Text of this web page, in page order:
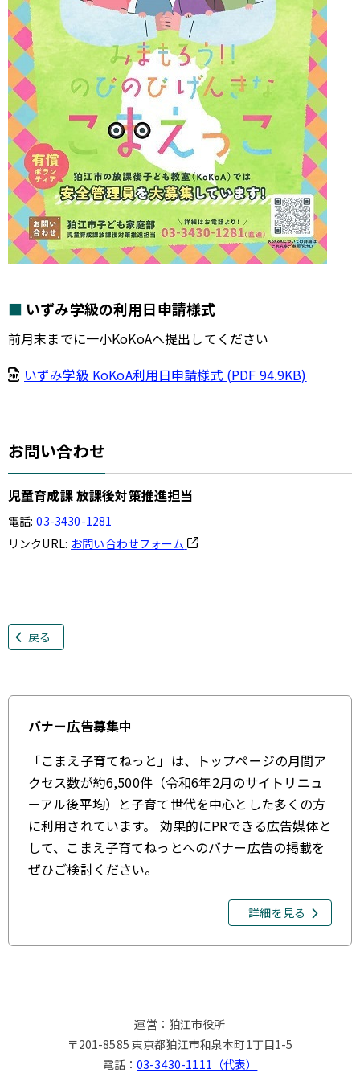
いずみ学級の利用日申請様式
前月末までに一小KoKoAへ提出してください
いずみ学級 KoKoA利用日申請様式 (PDF 94.9KB)
お問い合わせ
児童育成課 放課後対策推進担当
電話: 03-3430-1281
リンクURL: お問い合わせフォーム
戻る
バナー広告募集中
「こまえ子育てねっと」は、トップページの月間ア
クセス数が約6,500件（令和6年2月のサイトリニュ
ーアル後平均）と子育て世代を中心とした多くの方
に利用されています。 効果的にPRできる広告媒体と
して、こまえ子育てねっとへのバナー広告の掲載を
ぜひご検討ください。
詳細を見る
運営：狛江市役所
〒201-8585 東京都狛江市和泉本町1丁目1-5
電話：03-3430-1111（代表）